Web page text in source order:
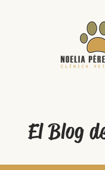
El Blog